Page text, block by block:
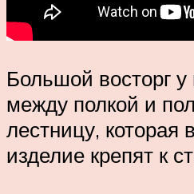
Большой восторг
между полкой и
лестницу, которая
изделие крепят к